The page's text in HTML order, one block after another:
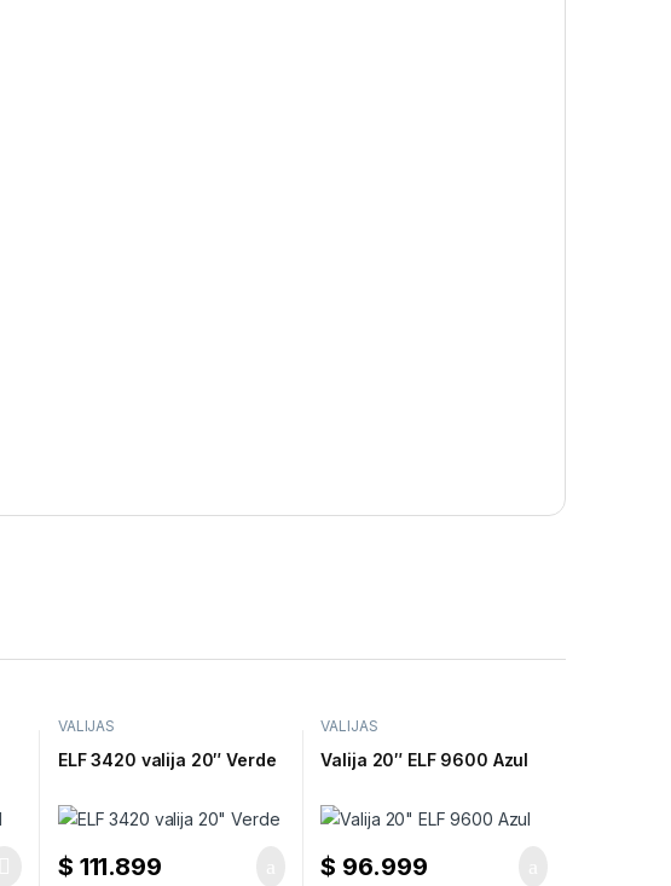
VALIJAS
ELF 3420 valija 20″ Verde
$ 111.899
VALIJAS
Valija 20″ ELF 9600 Azul
$ 96.999